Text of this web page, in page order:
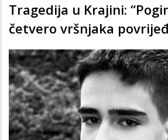
Tragedija u Krajini:
četvero vršnjaka